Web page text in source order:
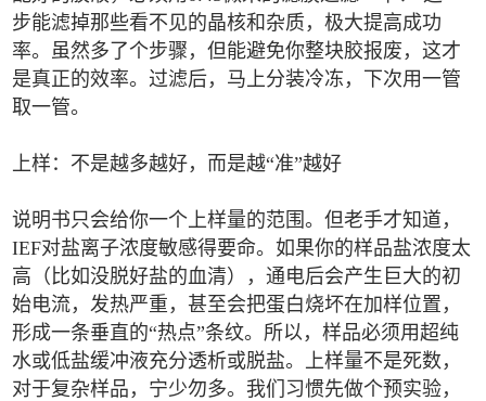
步能滤掉那些看不见的晶核和杂质，极大提高成功
率。虽然多了个步骤，但能避免你整块胶报废，这才
是真正的效率。过滤后，马上分装冷冻，下次用一管
取一管。
上样：不是越多越好，而是越“准”越好
说明书只会给你一个上样量的范围。但老手才知道，
IEF对盐离子浓度敏感得要命。如果你的样品盐浓度太
高（比如没脱好盐的血清），通电后会产生巨大的初
始电流，发热严重，甚至会把蛋白烧坏在加样位置，
形成一条垂直的“热点”条纹。所以，样品必须用超纯
水或低盐缓冲液充分透析或脱盐。上样量不是死数，
对于复杂样品，宁少勿多。我们习惯先做个预实验，